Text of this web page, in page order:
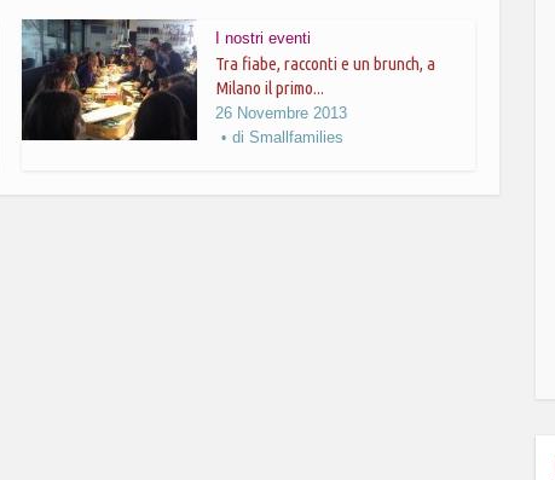
I nostri eventi
Tra fiabe, racconti e un brunch, a
Milano il primo...
26 Novembre 2013
di Smallfamilies